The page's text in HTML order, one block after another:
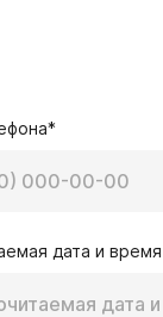
дата и время